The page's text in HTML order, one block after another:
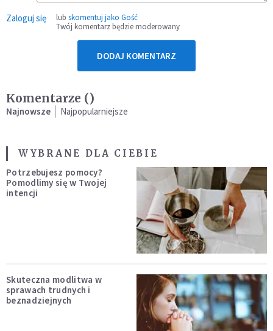
Zaloguj się lub skomentuj jako Gość
Twój komentarz będzie moderowany
DODAJ KOMENTARZ
Komentarze ()
Najnowsze Najpopularniejsze
WYBRANE DLA CIEBIE
Potrzebujesz pomocy?
Pomodlimy się w Twojej
intencji
Skuteczna modlitwa w
sprawach trudnych i
beznadziejnych